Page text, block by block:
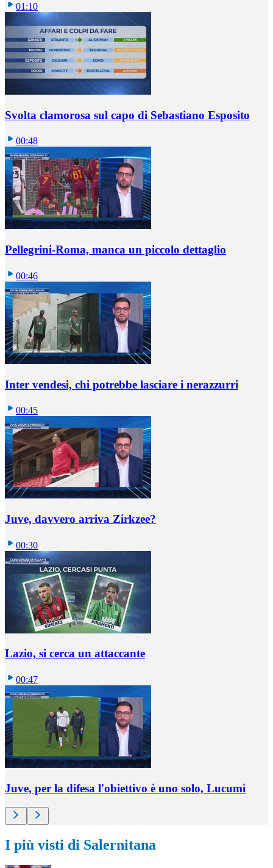
01:10
Svolta clamorosa sul capo di Sebastiano Esposito
00:48
Pellegrini-Roma, manca un piccolo dettaglio
00:46
Inter vendesi, chi potrebbe lasciare i nerazzurri
00:45
Juve, davvero arriva Zirkzee?
00:30
Lazio, si cerca un attaccante
00:47
Juve, per la difesa l'obiettivo è uno solo, Lucumì
I più visti di Salernitana